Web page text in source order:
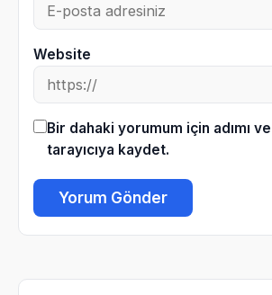
Website
Bir dahaki yorumum için adımı
tarayıcıya kaydet.